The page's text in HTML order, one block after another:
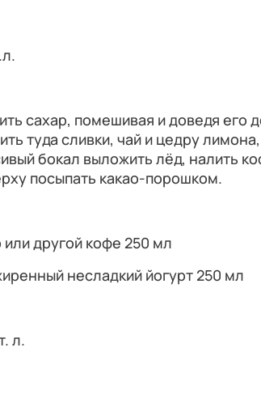
сахар, помешивая и доведя его
туда сливки, чай и цедру
бокал выложить лёд, налить
посыпать какао-порошком.
другой кофе 250 мл
несладкий йогурт 250 мл
л.